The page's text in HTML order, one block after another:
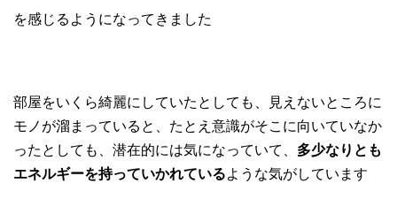
を感じるようになってきました
部屋をいくら綺麗にしていたとしても、見えないところに
モノが溜まっていると、たとえ意識がそこに向いていなか
ったとしても、潜在的には気になっていて、 多少なりとも
エネルギーを持っていかれているような気がしています